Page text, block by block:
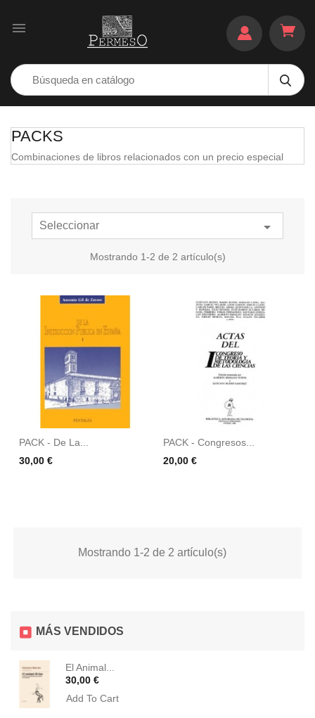

PACKS
Combinaciones de libros relacionados con un precio especial
Seleccionar 
Mostrando 1-2 de 2 artículo(s)
PACK - De La...
Precio
30,00 €
PACK - Congresos...
Precio
20,00 €
Mostrando 1-2 de 2 artículo(s)
MÁS VENDIDOS
El Animal...
Precio
30,00 €
Add To Cart